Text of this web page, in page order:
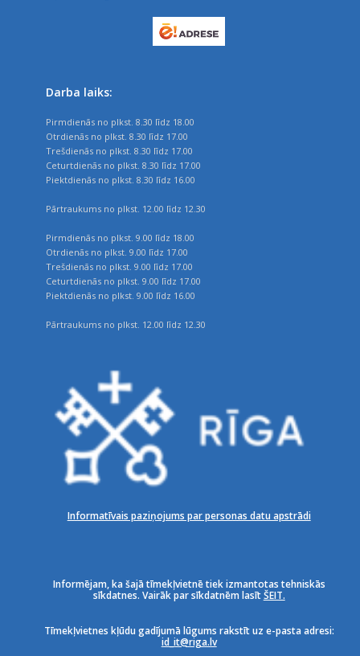
Darba laiks:
Pirmdienās no plkst. 8.30 līdz 18.00
Otrdienās no plkst. 8.30 līdz 17.00
Trešdienās no plkst. 8.30 līdz 17.00
Ceturtdienās no plkst. 8.30 līdz 17.00
Piektdienās no plkst. 8.30 līdz 16.00
Pārtraukums no plkst. 12.00 līdz 12.30
Pirmdienās no plkst. 9.00 līdz 18.00
Otrdienās no plkst. 9.00 līdz 17.00
Trešdienās no plkst. 9.00 līdz 17.00
Ceturtdienās no plkst. 9.00 līdz 17.00
Piektdienās no plkst. 9.00 līdz 16.00
Pārtraukums no plkst. 12.00 līdz 12.30
Informatīvais paziņojums par personas datu apstrādi
Informējam, ka šajā tīmekļvietnē tiek izmantotas tehniskās
sīkdatnes. Vairāk par sīkdatnēm lasītŠEIT.
Tīmekļvietnes kļūdu gadījumā lūgums rakstīt uz e-pasta adresi:
id_it@riga.lv